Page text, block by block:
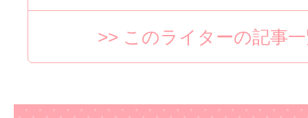
>> このライターの記事